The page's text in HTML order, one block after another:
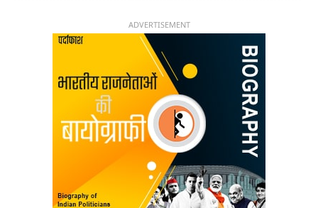
ADVERTISEMENT